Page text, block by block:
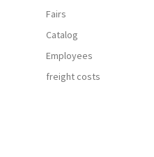
Fairs
Catalog
Employees
freight costs